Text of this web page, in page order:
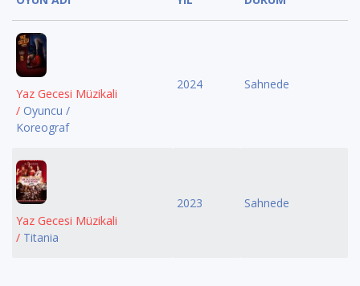
Yaz Gecesi Müzikali
/ Oyuncu /
Koreograf
2024 Sahnede
Yaz Gecesi Müzikali
/ Titania
2023 Sahnede